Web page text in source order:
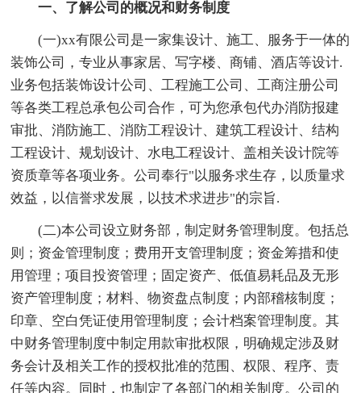
一、了解公司的概况和财务制度
(一)xx有限公司是一家集设计、施工、服务于一体的
装饰公司，专业从事家居、写字楼、商铺、酒店等设计.
业务包括装饰设计公司、工程施工公司、工商注册公司
等各类工程总承包公司合作，可为您承包代办消防报建
审批、消防施工、消防工程设计、建筑工程设计、结构
工程设计、规划设计、水电工程设计、盖相关设计院等
资质章等各项业务。公司奉行"以服务求生存，以质量求
效益，以信誉求发展，以技术求进步"的宗旨.
(二)本公司设立财务部，制定财务管理制度。包括总
则；资金管理制度；费用开支管理制度；资金筹措和使
用管理；项目投资管理；固定资产、低值易耗品及无形
资产管理制度；材料、物资盘点制度；内部稽核制度；
印章、空白凭证使用管理制度；会计档案管理制度。其
中财务管理制度中制定用款审批权限，明确规定涉及财
务会计及相关工作的授权批准的范围、权限、程序、责
任等内容。同时，也制定了各部门的相关制度。公司的